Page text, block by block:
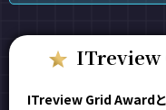
ITreview
ITreview Grid Award